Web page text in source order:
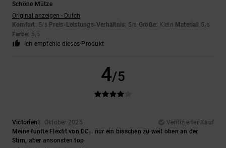
Schöne Mütze
Original anzeigen - Dutch
Komfort: 5/5 Preis-Leistungs-Verhältnis: 5/5 Größe: Klein Material : 5 /5
Farbe: 5/5
Ich empfehle dieses Produkt
4/5
Victorien8. Oktober 2025
Verifizierter Kauf
Meine fünfte Flexfit von DC… nur ein bisschen zu weit oben an der
Stirn, aber ansonsten top